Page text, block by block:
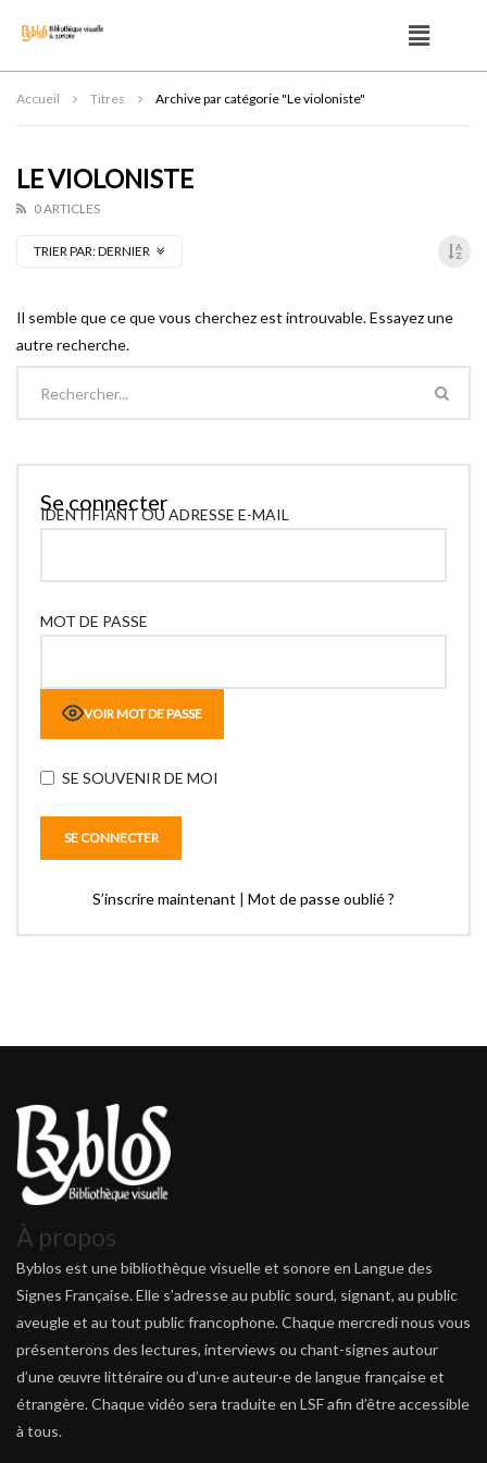
Accueil Titres Archive par catégorie "Le violoniste"
LE VIOLONISTE
0 ARTICLES
TRIER PAR:DERNIER
Il semble que ce que vous cherchez est introuvable. Essayez une
autre recherche.
Se connecter
IDENTIFIANT OU ADRESSE E-MAIL
MOT DE PASSE
VOIR MOT DE PASSE
SE SOUVENIR DE MOI
S’inscrire maintenant | Mot de passe oublié ?
À propos
Byblos est une bibliothèque visuelle et sonore en Langue des
Signes Française. Elle s’adresse au public sourd, signant, au public
aveugle et au tout public francophone. Chaque mercredi nous vous
présenterons des lectures, interviews ou chant-signes autour
d’une œuvre littéraire ou d’un·e auteur·e de langue française et
étrangère. Chaque vidéo sera traduite en LSF afin d’être accessible
à tous.